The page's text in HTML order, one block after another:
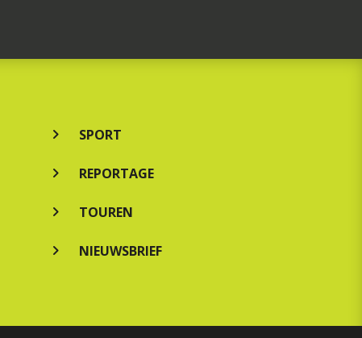
SPORT
REPORTAGE
TOUREN
NIEUWSBRIEF